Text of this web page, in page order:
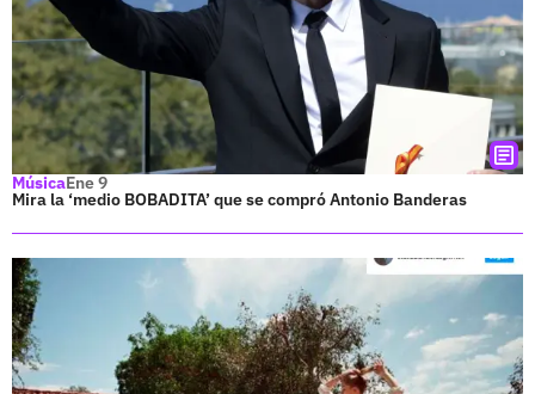
MúsicaEne 9
Mira la ‘medio BOBADITA’ que se compró Antonio Banderas